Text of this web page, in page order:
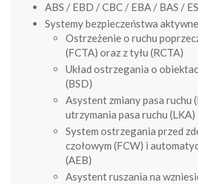
ABS / EBD / CBC / EBA / BAS /
Systemy bezpieczeństwa
Ostrzeżenie o ruchu
(FCTA) oraz z tyłu (RCTA)
Układ ostrzegania o
(BSD)
Asystent zmiany pasa ruchu
utrzymania pasa ruchu (LKA)
System ostrzegania przed
czołowym (FCW) i
(AEB)
Asystent ruszania na